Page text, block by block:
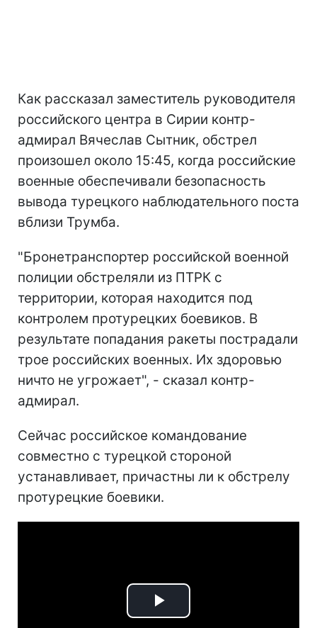
Как рассказал заместитель руководителя
российского центра в Сирии контр-
адмирал Вячеслав Сытник, обстрел
произошел около 15:45, когда российские
военные обеспечивали безопасность
вывода турецкого наблюдательного поста
вблизи Трумба.
"Бронетранспортер российской военной
полиции обстреляли из ПТРК с
территории, которая находится под
контролем протурецких боевиков. В
результате попадания ракеты пострадали
трое российских военных. Их здоровью
ничто не угрожает", - сказал контр-
адмирал.
Сейчас российское командование
совместно с турецкой стороной
устанавливает, причастны ли к обстрелу
протурецкие боевики.
Play